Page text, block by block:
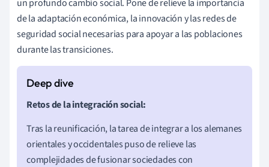
un profundo cambio social. Pone de relieve la importancia
de la adaptación económica, la innovación y las redes de
seguridad social necesarias para apoyar a las poblaciones
durante las transiciones.
Retos de la integración social:
Tras la reunificación, la tarea de integrar a los alemanes
orientales y occidentales puso de relieve las
complejidades de fusionar sociedades con